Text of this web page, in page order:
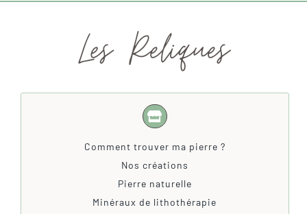
Comment trouver ma pierre ?
Nos créations
Pierre naturelle
Minéraux de lithothérapie